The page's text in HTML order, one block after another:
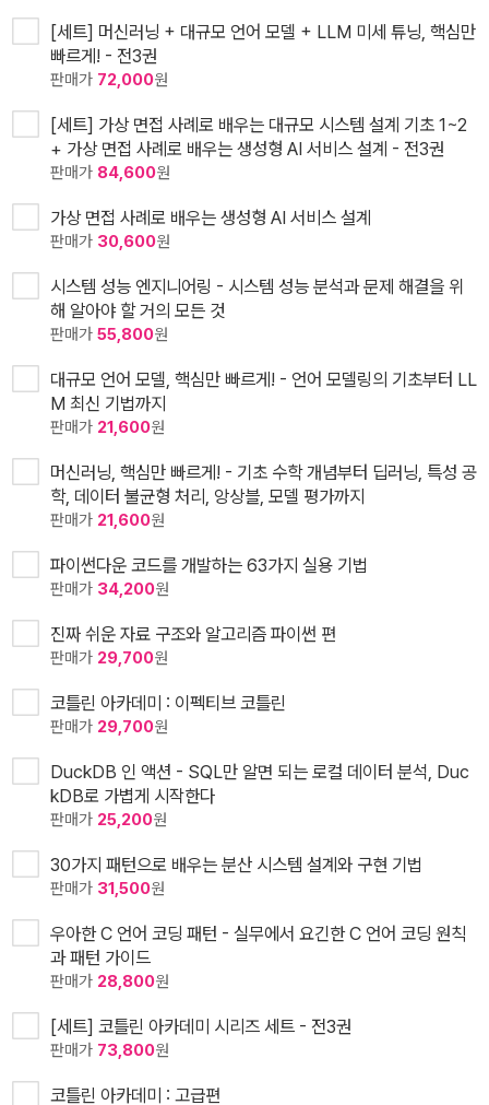
[세트] 머신러닝 + 대규모 언어 모델 + LLM 미세 튜닝, 핵심만
빠르게! - 전3권
판매가 72,000원
[세트] 가상 면접 사례로 배우는 대규모 시스템 설계 기초 1~2
+ 가상 면접 사례로 배우는 생성형 AI 서비스 설계 - 전3권
판매가 84,600원
가상 면접 사례로 배우는 생성형 AI 서비스 설계
판매가 30,600원
시스템 성능 엔지니어링 - 시스템 성능 분석과 문제 해결을 위
해 알아야 할 거의 모든 것
판매가 55,800원
대규모 언어 모델, 핵심만 빠르게! - 언어 모델링의 기초부터 LL
M 최신 기법까지
판매가 21,600원
머신러닝, 핵심만 빠르게! - 기초 수학 개념부터 딥러닝, 특성 공
학, 데이터 불균형 처리, 앙상블, 모델 평가까지
판매가 21,600원
파이썬다운 코드를 개발하는 63가지 실용 기법
판매가 34,200원
진짜 쉬운 자료 구조와 알고리즘 파이썬 편
판매가 29,700원
코틀린 아카데미 : 이펙티브 코틀린
판매가 29,700원
DuckDB 인 액션 - SQL만 알면 되는 로컬 데이터 분석, Duc
kDB로 가볍게 시작한다
판매가 25,200원
30가지 패턴으로 배우는 분산 시스템 설계와 구현 기법
판매가 31,500원
우아한 C 언어 코딩 패턴 - 실무에서 요긴한 C 언어 코딩 원칙
과 패턴 가이드
판매가 28,800원
[세트] 코틀린 아카데미 시리즈 세트 - 전3권
판매가 73,800원
코틀린 아카데미 : 고급편